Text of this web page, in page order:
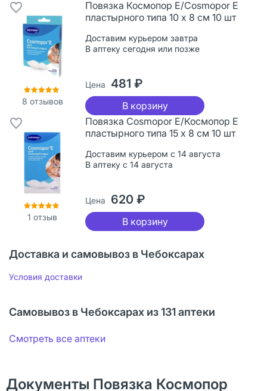
8 отзывов
Повязка Космопор Е/Cosmopor Е
пластырного типа 10 х 8 см 10 шт
Доставим курьером завтра
В аптеку сегодня или позже
Цена 481 ₽
В корзину
1 отзыв
Повязка Cosmopor Е/Космопор Е
пластырного типа 15 х 8 см 10 шт
Доставим курьером с 14 августа
В аптеку с 14 августа
Цена 620 ₽
В корзину
Доставка и самовывоз в Чебоксарах
Условия доставки
Самовывоз в Чебоксарах из 131 аптеки
Смотреть все аптеки
Документы Повязка Космопор